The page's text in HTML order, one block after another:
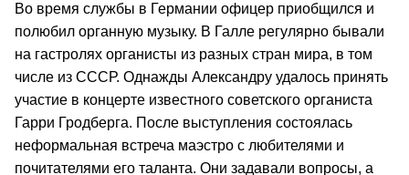
Во время службы в Германии офицер приобщился и
полюбил органную музыку. В Галле регулярно бывали
на гастролях органисты из разных стран мира, в том
числе из СССР. Однажды Александру удалось принять
участие в концерте известного советского органиста
Гарри Гродберга. После выступления состоялась
неформальная встреча маэстро с любителями и
почитателями его таланта. Они задавали вопросы, а